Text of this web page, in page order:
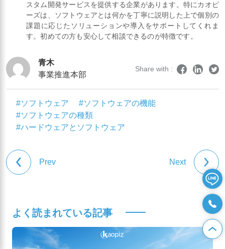
スタム開発サービスを提供する企業があります。特にカオピ
ーズは、ソフトウェアとは何かを丁寧に説明した上で個別の
課題に応じたソリューションや導入をサポートしてくれま
す。初めての方も安心して相談できるのが特徴です。
青木
事業推進本部
Share with :
#ソフトウェア
#ソフトウェアの機能
#ソフトウェアの種類
#ハードウェアとソフトウェア
Prev Next
よく読まれている記事